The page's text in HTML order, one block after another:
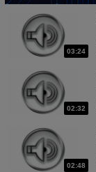
03:24
02:32
02:48